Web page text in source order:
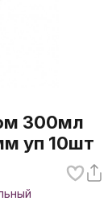
300мл
уп 10шт